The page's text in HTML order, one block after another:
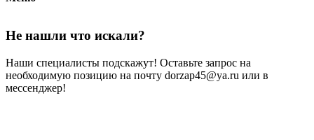
Не нашли что искали?
Наши специалисты подскажут! Оставьте запрос на
необходимую позицию на почту dorzap45@ya.ru или в
мессенджер!